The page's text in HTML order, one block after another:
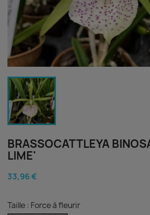
BRASSOCATTLEYA
LIME'
33,96 €
Taille : Force à fleurir